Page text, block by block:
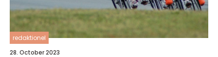
redaktionel
28. October 2023